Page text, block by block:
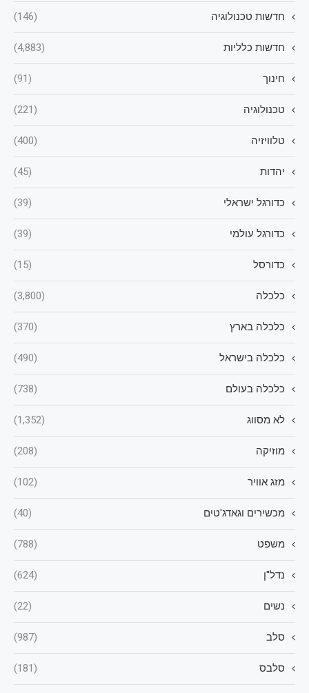
חדשות טכנולוגיה (146)
חדשות כלליות (4,883)
חינוך (91)
טכנולוגיה (221)
טלוויזיה (400)
יהדות (45)
כדורגל ישראלי (39)
כדורגל עולמי (39)
כדורסל (15)
כלכלה (3,800)
כלכלה בארץ (370)
כלכלה בישראל (490)
כלכלה בעולם (738)
לא מסווג (1,352)
מוזיקה (208)
מזג אוויר (102)
מכשירים וגאדג'טים (40)
משפט (788)
נדל"ן (624)
נשים (22)
סלב (987)
סלבס (181)